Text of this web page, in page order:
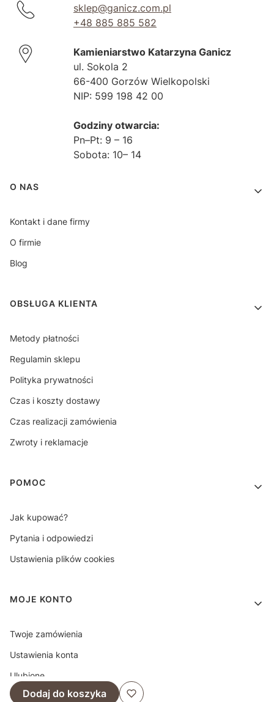
sklep@ganicz.com.pl
+48 885 885 582
Kamieniarstwo Katarzyna Ganicz
ul. Sokola 2
66-400 Gorzów Wielkopolski
NIP: 599 198 42 00
Godziny otwarcia:
Pn–Pt: 9 – 16
Sobota: 10– 14
Linki w stopce
O NAS
Kontakt i dane firmy
O firmie
Blog
OBSŁUGA KLIENTA
Metody płatności
Regulamin sklepu
Polityka prywatności
Czas i koszty dostawy
Czas realizacji zamówienia
Zwroty i reklamacje
POMOC
Jak kupować?
Pytania i odpowiedzi
Ustawienia plików cookies
MOJE KONTO
Twoje zamówienia
Ustawienia konta
Ulubione
Dodaj do koszyka